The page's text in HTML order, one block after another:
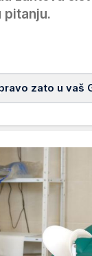
pitanju.
zato u vaš